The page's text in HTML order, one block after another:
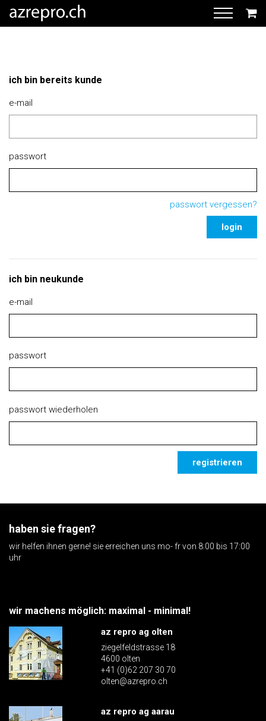
ich bin bereits kunde
e-mail
passwort
passwort vergessen?
login
ich bin neukunde
e-mail
passwort
passwort wiederholen
registrieren
haben sie fragen?
wir helfen ihnen gerne! sie erreichen uns mo- fr von 8:00 bis 17:00
uhr
wir machens möglich: maximal - minimal!
az repro ag olten
ziegelfeldstrasse 18
4600 olten
+41 (0)62 207 30 70
olten@azrepro.ch
az repro ag aarau